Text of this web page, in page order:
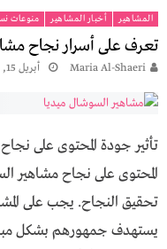
المشاهير أخبار المشاهير منوعات
تعرف على أسرار نجاح
Maria Al-Shaeri أبريل 15, 2024
تأثير جودة المحتوى على
المحتوى على نجاح مشاهير
تحقيق النجاح. يجب على
يستهدف جمهورهم بشكل